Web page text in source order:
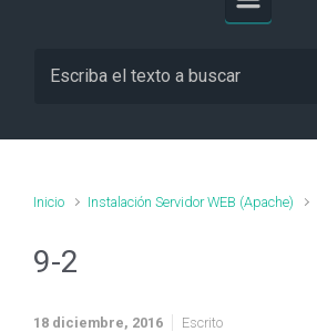
Inicio Instalación Servidor WEB (Apache)
9-2
18 diciembre, 2016
Escrito